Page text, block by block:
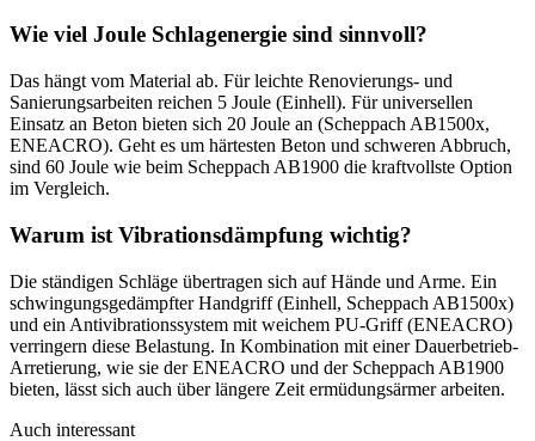
Wie viel Joule Schlagenergie sind sinnvoll?
Das hängt vom Material ab. Für leichte Renovierungs- und
Sanierungsarbeiten reichen 5 Joule (Einhell). Für universellen
Einsatz an Beton bieten sich 20 Joule an (Scheppach AB1500x,
ENEACRO). Geht es um härtesten Beton und schweren Abbruch,
sind 60 Joule wie beim Scheppach AB1900 die kraftvollste Option
im Vergleich.
Warum ist Vibrationsdämpfung wichtig?
Die ständigen Schläge übertragen sich auf Hände und Arme. Ein
schwingungsgedämpfter Handgriff (Einhell, Scheppach AB1500x)
und ein Antivibrationssystem mit weichem PU-Griff (ENEACRO)
verringern diese Belastung. In Kombination mit einer Dauerbetrieb-
Arretierung, wie sie der ENEACRO und der Scheppach AB1900
bieten, lässt sich auch über längere Zeit ermüdungsärmer arbeiten.
Auch interessant